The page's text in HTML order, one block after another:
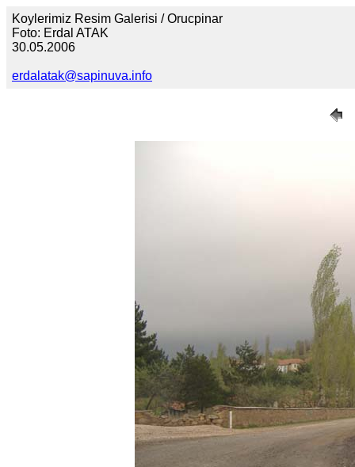
Koylerimiz Resim Galerisi / Orucpinar
Foto: Erdal ATAK
30.05.2006
erdalatak@sapinuva.info